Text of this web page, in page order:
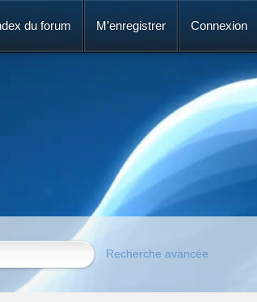
du forum M’enregistrer Connexion
Recherche avancée